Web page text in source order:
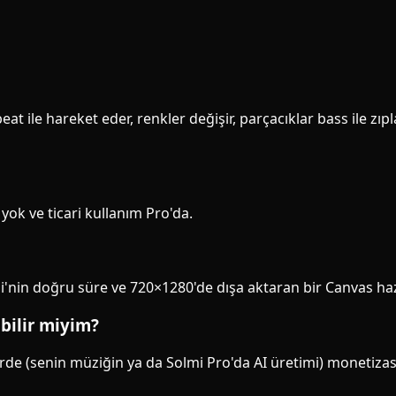
hareket eder, renkler değişir, parçacıklar bass ile
ve ticari kullanım Pro'da.
doğru süre ve 720×1280'de dışa aktaran bir Canvas
miyim?
(senin müziğin ya da Solmi Pro'da AI üretimi)